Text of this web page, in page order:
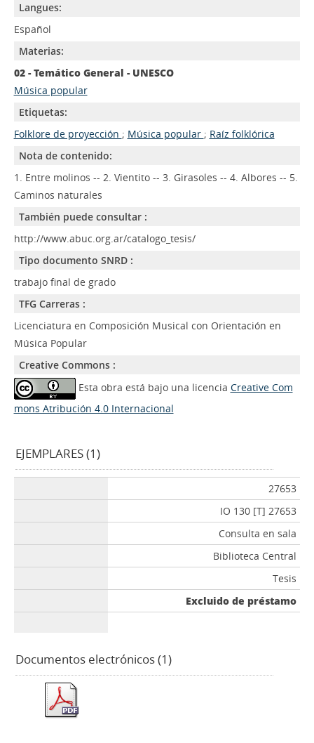
Langues:
Español
Materias:
02 - Temático General - UNESCO
Música popular
Etiquetas:
Folklore de proyección ; Música popular ; Raíz folklórica
Nota de contenido:
1. Entre molinos -- 2. Vientito -- 3. Girasoles -- 4. Albores -- 5.
Caminos naturales
También puede consultar :
http://www.abuc.org.ar/catalogo_tesis/
Tipo documento SNRD :
trabajo final de grado
TFG Carreras :
Licenciatura en Composición Musical con Orientación en
Música Popular
Creative Commons :
Esta obra está bajo una licencia Creative Com
mons Atribución 4.0 Internacional
EJEMPLARES (1)
27653
IO 130 [T] 27653
Consulta en sala
Biblioteca Central
Tesis
Excluido de préstamo
Documentos electrónicos (1)